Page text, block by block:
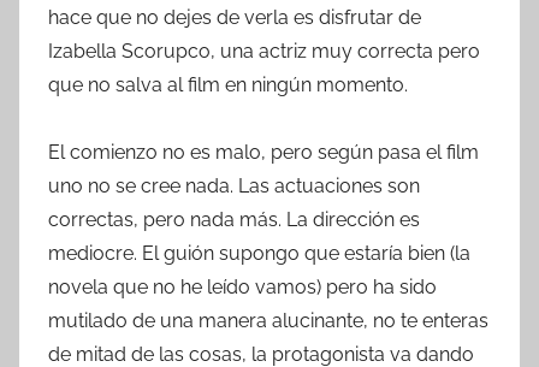
hace que no dejes de verla es disfrutar de
Izabella Scorupco, una actriz muy correcta pero
que no salva al film en ningún momento.
El comienzo no es malo, pero según pasa el film
uno no se cree nada. Las actuaciones son
correctas, pero nada más. La dirección es
mediocre. El guión supongo que estaría bien (la
novela que no he leído vamos) pero ha sido
mutilado de una manera alucinante, no te enteras
de mitad de las cosas, la protagonista va dando